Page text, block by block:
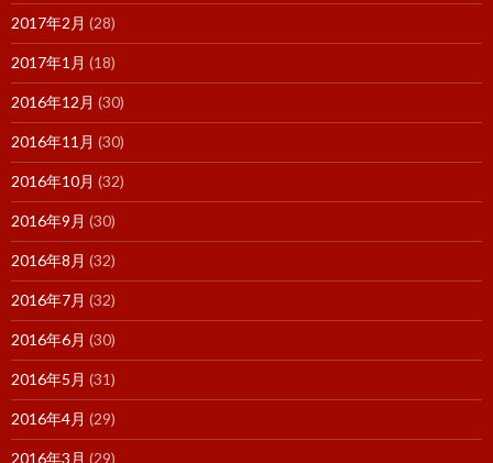
2017年2月 (28)
2017年1月 (18)
2016年12月 (30)
2016年11月 (30)
2016年10月 (32)
2016年9月 (30)
2016年8月 (32)
2016年7月 (32)
2016年6月 (30)
2016年5月 (31)
2016年4月 (29)
2016年3月 (29)